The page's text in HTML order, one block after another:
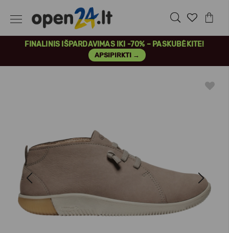
FINALINIS IŠPARDAVIMAS IKI -70% – PASKUBĖKITE!
APSIPIRKTI →
Previous Next